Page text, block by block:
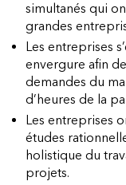
simultanés qui
grandes
Les entreprises
envergure afin
demandes du
d’heures de la
Les entreprises
études
holistique du
projets.